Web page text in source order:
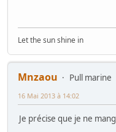
Let the sun shine in
Mnzaou
Pull marine
16 Mai 2013 à 14:02
Je précise que je ne